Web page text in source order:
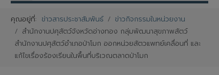
คุณอยู่ที่: ข่าวสารประชาสัมพันธ์
ข่าวกิจกรรมในหน่วยงาน
สำนักงานปศุสัตว์จังหวัดอ่างทอง กลุ่มพัฒนาสุขภาพสัตว์
สำนักงานปศุสัตว์อำเภอป่าโมก ออกหน่วยสัตวแพทย์เคลื่อนที่ และ
แก้ไขเรื่องร้องเรียนในพื้นที่บริเวณตลาดป่าโมก